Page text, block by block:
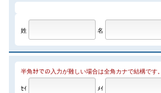
姓 名
半角ｶﾅでの入力が難しい場合は全角カナで結構です。
ｾｲ ﾒｲ